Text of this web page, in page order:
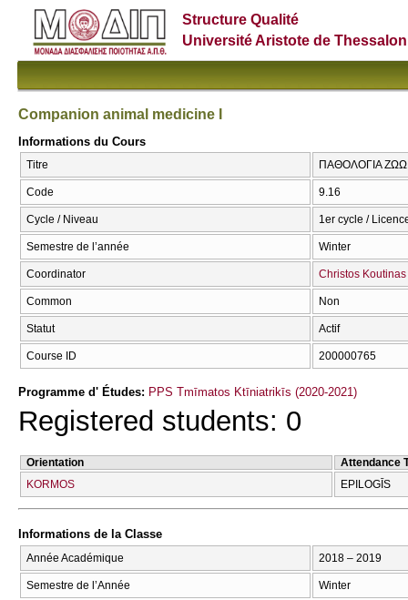
Structure Qualité
Université Aristote de
Companion animal medicine I
Informations du Cours
Titre ΠΑΘΟΛΟΓΙΑ
Code 9.16
Cycle / Niveau 1er cycle /
Semestre de l’année Winter
Coordinator Christos Koutinas
Common Non
Statut Actif
Course ID 200000765
Programme d' Études: PPS Tmīmatos Ktīniatrikīs (2020-2021)
Registered students: 0
Orientation
Attendance
KORMOS
EPILOGĪS
Informations de la Classe
Année Académique 2018 – 2019
Semestre de l’Année Winter